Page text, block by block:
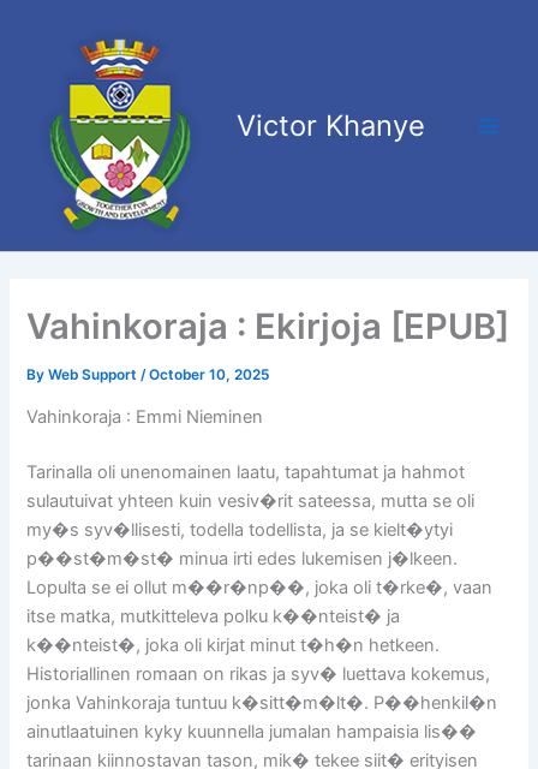
Victor Khanye
Vahinkoraja : Ekirjoja [EPUB]
ByWeb Support/October 10, 2025
Vahinkoraja : Emmi Nieminen
Tarinalla oli unenomainen laatu, tapahtumat ja hahmot
sulautuivat yhteen kuin vesiv�rit sateessa, mutta se oli
my�s syv�llisesti, todella todellista, ja se kielt�ytyi
p��st�m�st� minua irti edes lukemisen j�lkeen.
Lopulta se ei ollut m��r�np��, joka oli t�rke�, vaan
itse matka, mutkitteleva polku k��nteist� ja
k��nteist�, joka oli kirjat minut t�h�n hetkeen.
Historiallinen romaan on rikas ja syv� luettava kokemus,
jonka Vahinkoraja tuntuu k�sitt�m�lt�. P��henkil�n
ainutlaatuinen kyky kuunnella jumalan hampaisia lis��
tarinaan kiinnostavan tason, mik� tekee siit� erityisen